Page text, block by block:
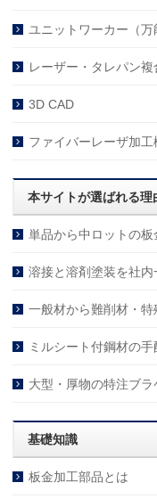
ユニットワーカー（万
レーザー・タレパン複
3D CAD
ファイバーレーザ加工
本サイトが選ばれる理
単品から中ロットの
溶接と溶剤塗装を社内
一般材から難削材・
ミルシート付鋼材の
大型・厚物の特注ブ
基礎知識
板金加工部品とは